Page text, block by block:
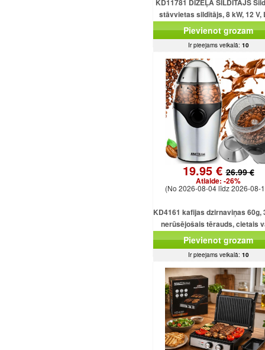
KD11781 DĪZEĻA SILDĪTĀJS
stāvvietas sildītājs, 8 kW, 12 V,
displejs, tīmekļa pārlūkpr
Pievienot grozam
Ir pieejams veikalā: 10
19.95 €26.99 €
Atlaide: -26%
(No 2026-08-04 līdz 2026-08-
KD4161 kafijas dzirnaviņas 60g,
nerūsējošais tērauds, cietais
motors
Pievienot grozam
Ir pieejams veikalā: 10